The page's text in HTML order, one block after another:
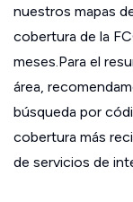
nuestros mapas
cobertura de la
meses.Para el
área,
búsqueda por
cobertura más
de servicios de